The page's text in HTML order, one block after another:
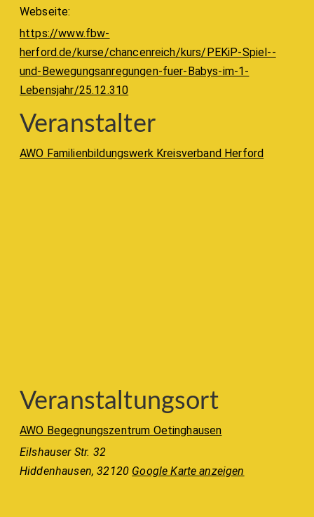
Webseite:
https://www.fbw-
herford.de/kurse/chancenreich/kurs/PEKiP-Spiel--
und-Bewegungsanregungen-fuer-Babys-im-1-
Lebensjahr/25.12.310
Veranstalter
AWO Familienbildungswerk Kreisverband Herford
Veranstaltungsort
AWO Begegnungszentrum Oetinghausen
Eilshauser Str. 32
Hiddenhausen, 32120 Google Karte anzeigen